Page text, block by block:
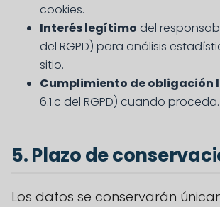
cookies.
Interés legítimo del
del RGPD) para análisis
sitio.
Cumplimiento de obligación
6.1.c del RGPD) cuando proceda.
5. Plazo de
Los datos se conservarán